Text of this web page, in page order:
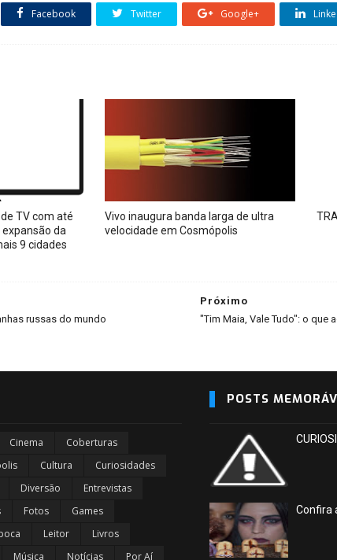
Facebook Twitter Google+
TV com até
expansão da
9 cidades
Vivo inaugura banda larga de ultra
velocidade em Cosmópolis
Próximo
"Tim Maia, Vale Tudo": o que
russas do mundo
Cinema
Coberturas
Cultura
Curiosidades
Diversão
Entrevistas
Fotos
Games
Leitor
Livros
Música Notícias Por Aí
POSTS
Confira